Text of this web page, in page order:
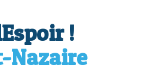
!
Nazaire